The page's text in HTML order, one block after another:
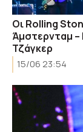
Οι Rolling
Άμστερνταμ
Τζάγκερ
15/06 23:54